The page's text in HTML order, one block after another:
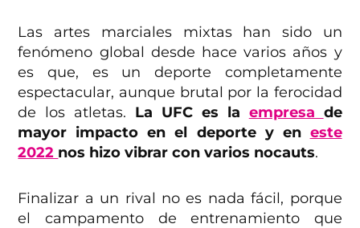
Las artes marciales mixtas han sido un
fenómeno global desde hace varios años y
es que, es un deporte completamente
espectacular, aunque brutal por la ferocidad
de los atletas. La UFC es la empresa de
mayor impacto en el deporte y en este
2022 nos hizo vibrar con varios nocauts.
Finalizar a un rival no es nada fácil, porque
el campamento de entrenamiento que